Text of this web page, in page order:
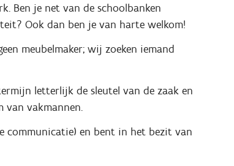
Ben je net van de schoolbanken
Ook dan ben je van harte welkom!
meubelmaker; wij zoeken iemand
letterlijk de sleutel van de zaak en
van vakmannen.
communicatie) en bent in het bezit van